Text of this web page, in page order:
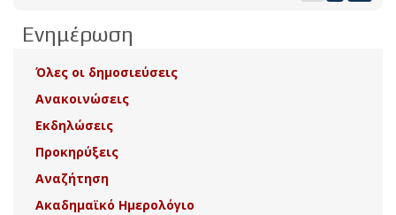
Ενημέρωση
Όλες οι δημοσιεύσεις
Ανακοινώσεις
Εκδηλώσεις
Προκηρύξεις
Αναζήτηση
Ακαδημαϊκό Ημερολόγιο